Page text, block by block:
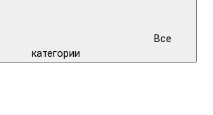
Все
категории